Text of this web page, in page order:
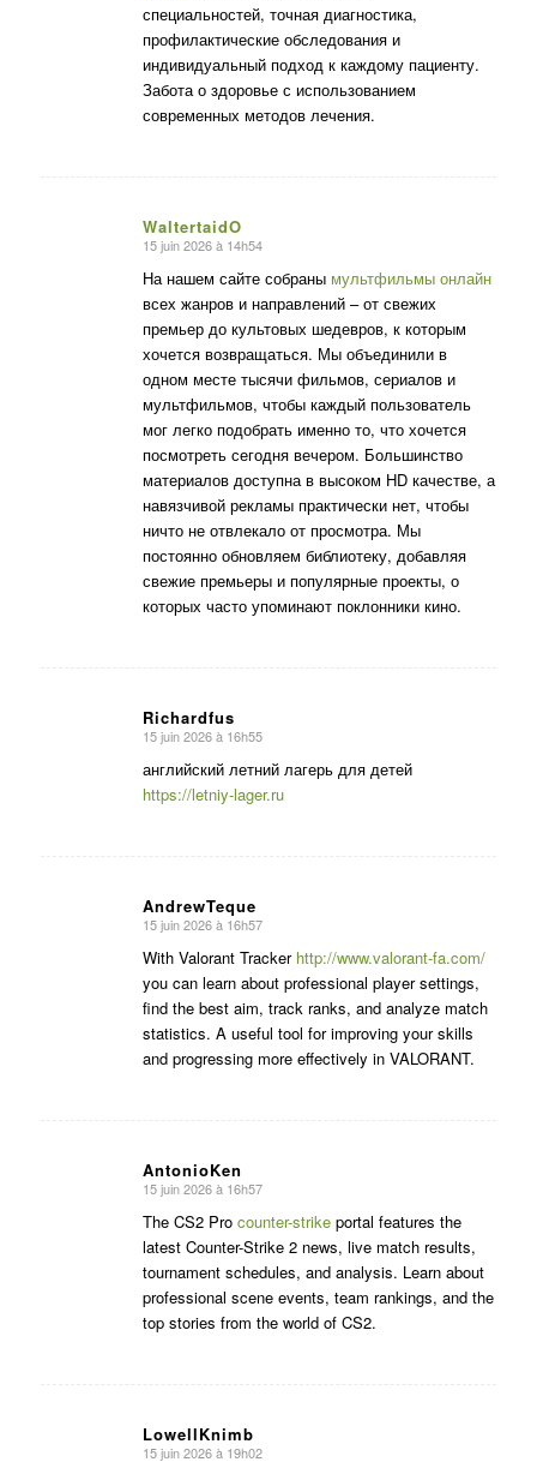
специальностей, точная диагностика,
профилактические обследования и
индивидуальный подход к каждому пациенту.
Забота о здоровье с использованием
современных методов лечения.
WaltertaidO
dit
15 juin 2026 à 14h54
На нашем сайте собраны мультфильмы онлайн
всех жанров и направлений – от свежих
премьер до культовых шедевров, к которым
хочется возвращаться. Мы объединили в
одном месте тысячи фильмов, сериалов и
мультфильмов, чтобы каждый пользователь
мог легко подобрать именно то, что хочется
посмотреть сегодня вечером. Большинство
материалов доступна в высоком HD качестве, а
навязчивой рекламы практически нет, чтобы
ничто не отвлекало от просмотра. Мы
постоянно обновляем библиотеку, добавляя
свежие премьеры и популярные проекты, о
которых часто упоминают поклонники кино.
Richardfus
dit
15 juin 2026 à 16h55
английский летний лагерь для детей
https://letniy-lager.ru
AndrewTeque
dit
15 juin 2026 à 16h57
With Valorant Tracker http://www.valorant-fa.com/
you can learn about professional player settings,
find the best aim, track ranks, and analyze match
statistics. A useful tool for improving your skills
and progressing more effectively in VALORANT.
AntonioKen
dit
15 juin 2026 à 16h57
The CS2 Pro counter-strikeportal features the
latest Counter-Strike 2 news, live match results,
tournament schedules, and analysis. Learn about
professional scene events, team rankings, and the
top stories from the world of CS2.
LowellKnimb
dit
15 juin 2026 à 19h02